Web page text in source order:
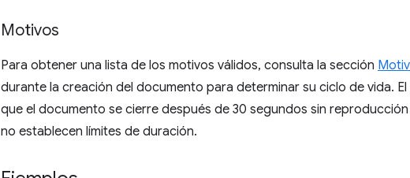
Motivos
Para obtener una lista de los motivos válidos, consulta la sección
durante la creación del documento para determinar su ciclo de vida.
que el documento se cierre después de 30 segundos sin
no establecen límites de duración.